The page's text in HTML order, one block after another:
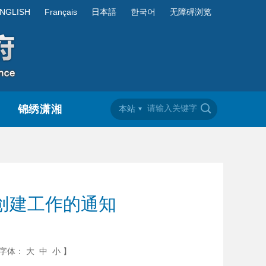
Français 日本語 한국어 无障碍浏览
锦绣潇湘 本站
建工作的通知
体： 大 中 小 】